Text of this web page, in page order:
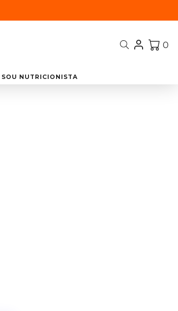
0
SOU NUTRICIONISTA